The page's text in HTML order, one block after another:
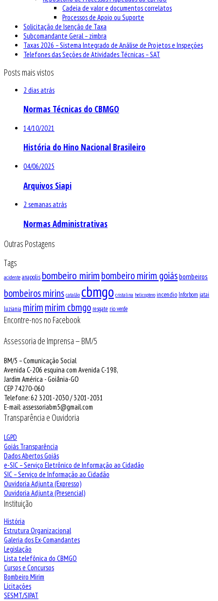
Cadeia de valor e documentos correlatos
Processos de Apoio ou Suporte
Solicitação de Isenção de Taxa
Subcomandante Geral – zimbra
Taxas 2026 – Sistema Integrado de Análise de Projetos e Inspeções
Telefones das Seções de Atividades Técnicas – SAT
Posts mais vistos
2 dias atrás
Normas Técnicas do CBMGO
14/10/2021
História do Hino Nacional Brasileiro
04/06/2025
Arquivos Siapi
2 semanas atrás
Normas Administrativas
Outras Postagens
Tags
acidente anapolis bombeiro mirimbombeiro mirim goiásbombeiros
bombeiros mirins catalão cbmgo cristalina helicoptero incendio Inforbom jatai
luziania mirimmirim cbmgo resgate rio verde
Encontre-nos no Facebook
Assessoria de Imprensa – BM/5
BM/5 – Comunicação Social
Avenida C-206 esquina com Avenida C-198,
Jardim América - Goiânia-GO
CEP 74270-060
Telefone: 62 3201-2030 / 3201-2031
E-mail: assessoriabm5@gmail.com
Transparência e Ouvidoria
LGPD
Goiás Transparência
Dados Abertos Goiás
e-SIC – Serviço Eletrônico de Informação ao Cidadão
SIC – Serviço de Informação ao Cidadão
Ouvidoria Adjunta (Expresso)
Ouvidoria Adjunta (Presencial)
Instituição
História
Estrutura Organizacional
Galeria dos Ex-Comandantes
Legislação
Lista telefônica do CBMGO
Cursos e Concursos
Bombeiro Mirim
Licitações
SESMT/SIPAT